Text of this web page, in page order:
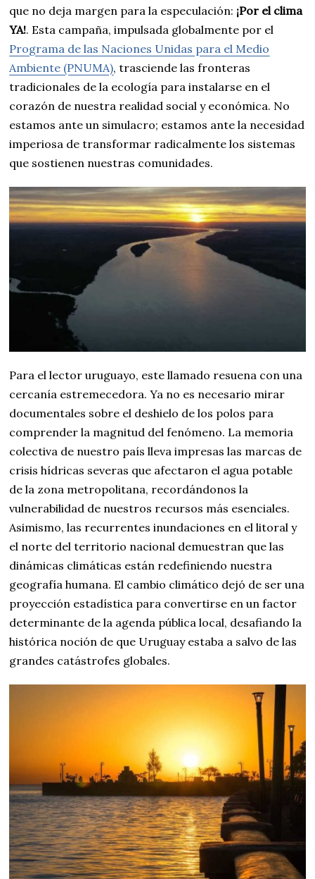
que no deja margen para la especulación: ¡Por el clima
YA!. Esta campaña, impulsada globalmente por el
Programa de las Naciones Unidas para el Medio
Ambiente (PNUMA), trasciende las fronteras
tradicionales de la ecología para instalarse en el
corazón de nuestra realidad social y económica. No
estamos ante un simulacro; estamos ante la necesidad
imperiosa de transformar radicalmente los sistemas
que sostienen nuestras comunidades.
Para el lector uruguayo, este llamado resuena con una
cercanía estremecedora. Ya no es necesario mirar
documentales sobre el deshielo de los polos para
comprender la magnitud del fenómeno. La memoria
colectiva de nuestro país lleva impresas las marcas de
crisis hídricas severas que afectaron el agua potable
de la zona metropolitana, recordándonos la
vulnerabilidad de nuestros recursos más esenciales.
Asimismo, las recurrentes inundaciones en el litoral y
el norte del territorio nacional demuestran que las
dinámicas climáticas están redefiniendo nuestra
geografía humana. El cambio climático dejó de ser una
proyección estadística para convertirse en un factor
determinante de la agenda pública local, desafiando la
histórica noción de que Uruguay estaba a salvo de las
grandes catástrofes globales.